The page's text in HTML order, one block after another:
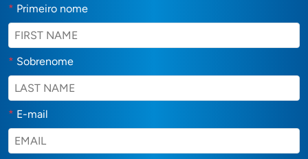
* Primeiro nome
* Sobrenome
* E-mail